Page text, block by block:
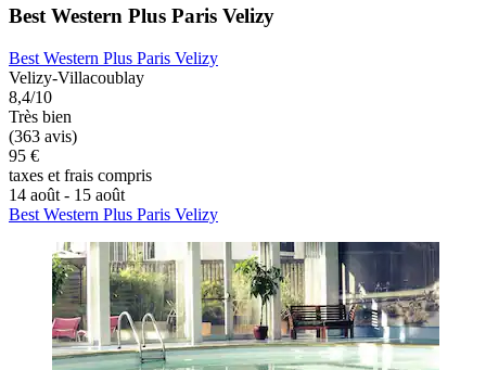
Best Western Plus Paris Velizy
Best Western Plus Paris Velizy
Velizy-Villacoublay
8,4/10
Très bien
(363 avis)
95 €
taxes et frais compris
14 août - 15 août
Best Western Plus Paris Velizy